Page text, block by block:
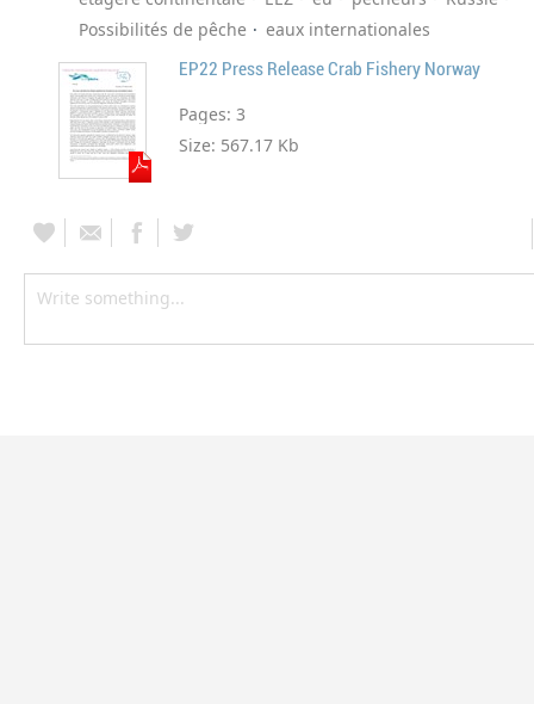
Possibilités de pêche
eaux internationales
EP22 Press Release Crab Fishery Norway
Pages: 3
Size: 567.17 Kb